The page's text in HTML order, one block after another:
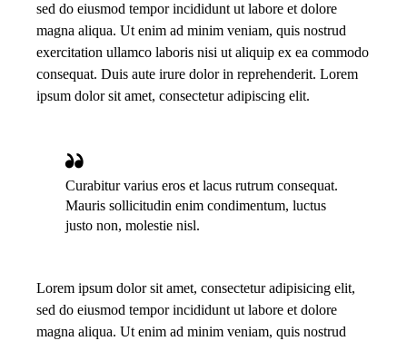
sed do eiusmod tempor incididunt ut labore et dolore
magna aliqua. Ut enim ad minim veniam, quis nostrud
exercitation ullamco laboris nisi ut aliquip ex ea commodo
consequat. Duis aute irure dolor in reprehenderit. Lorem
ipsum dolor sit amet, consectetur adipiscing elit.
Curabitur varius eros et lacus rutrum consequat.
Mauris sollicitudin enim condimentum, luctus
justo non, molestie nisl.
Lorem ipsum dolor sit amet, consectetur adipisicing elit,
sed do eiusmod tempor incididunt ut labore et dolore
magna aliqua. Ut enim ad minim veniam, quis nostrud